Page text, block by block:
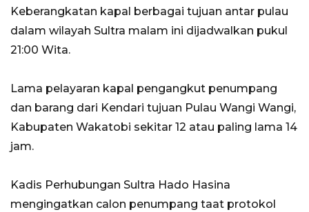
Keberangkatan kapal berbagai tujuan antar pulau
dalam wilayah Sultra malam ini dijadwalkan pukul
21:00 Wita.
Lama pelayaran kapal pengangkut penumpang
dan barang dari Kendari tujuan Pulau Wangi Wangi,
Kabupaten Wakatobi sekitar 12 atau paling lama 14
jam.
Kadis Perhubungan Sultra Hado Hasina
mengingatkan calon penumpang taat protokol